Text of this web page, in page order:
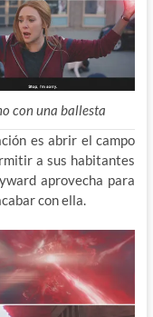
con una ballesta
es abrir el campo
a sus habitantes
aprovecha para
con ella.